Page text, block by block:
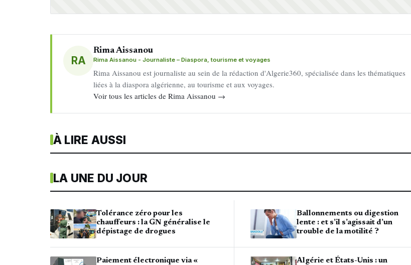
RA
Rima Aissanou
Rima Aissanou - Journaliste – Diaspora, tourisme et voyages
Rima Aissanou est journaliste au sein de la rédaction d'Algerie360, spécialisée dans les thématiques
liées à la diaspora algérienne, au tourisme et aux voyages.
Voir tous les articles de Rima Aissanou →
À LIRE AUSSI
LA UNE DU JOUR
Tolérance zéro pour les
chauffeurs : la GN généralise le
dépistage de drogues
Paiement électronique via «
Ballonnements ou digestion
lente : et s’il s’agissait d’un
trouble de la motilité ?
Algérie et États-Unis : un